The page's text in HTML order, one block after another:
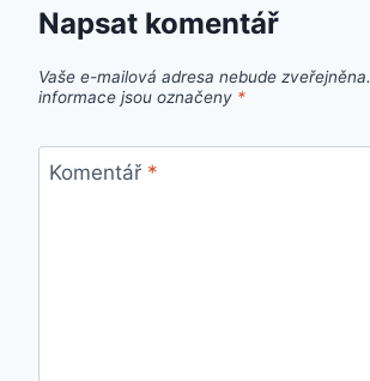
Napsat komentář
Vaše e-mailová adresa nebude zveřejněna.
informace jsou označeny *
Komentář *